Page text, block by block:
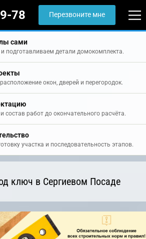
78 Перезвоните мне
сами
подготавливаем детали домокомплекта.
окон, дверей и перегородок.
работ до окончательного расчёта.
участка и последовательность этапов.
ключ в Сергиевом Посаде